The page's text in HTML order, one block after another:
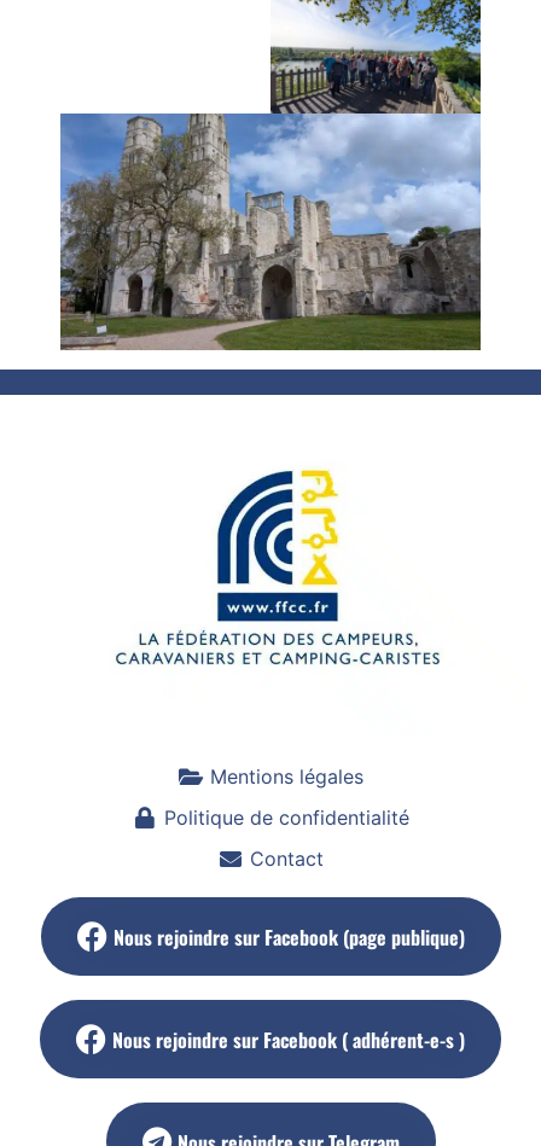
Mentions légales
Politique de confidentialité
Contact
Nous rejoindre sur Facebook (page publique)
Nous rejoindre sur Facebook ( adhérent-e-s )